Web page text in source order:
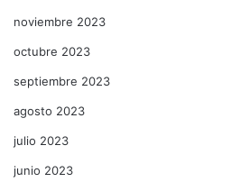
noviembre 2023
octubre 2023
septiembre 2023
agosto 2023
julio 2023
junio 2023